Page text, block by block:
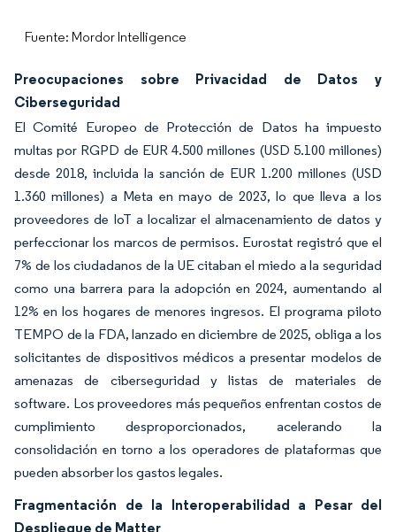
Fuente: Mordor Intelligence
Preocupaciones sobre Privacidad de Datos y
Ciberseguridad
El Comité Europeo de Protección de Datos ha impuesto
multas por RGPD de EUR 4.500 millones (USD 5.100 millones)
desde 2018, incluida la sanción de EUR 1.200 millones (USD
1.360 millones) a Meta en mayo de 2023, lo que lleva a los
proveedores de IoT a localizar el almacenamiento de datos y
perfeccionar los marcos de permisos. Eurostat registró que el
7% de los ciudadanos de la UE citaban el miedo a la seguridad
como una barrera para la adopción en 2024, aumentando al
12% en los hogares de menores ingresos. El programa piloto
TEMPO de la FDA, lanzado en diciembre de 2025, obliga a los
solicitantes de dispositivos médicos a presentar modelos de
amenazas de ciberseguridad y listas de materiales de
software. Los proveedores más pequeños enfrentan costos de
cumplimiento desproporcionados, acelerando la
consolidación en torno a los operadores de plataformas que
pueden absorber los gastos legales.
Fragmentación de la Interoperabilidad a Pesar del
Despliegue de Matter